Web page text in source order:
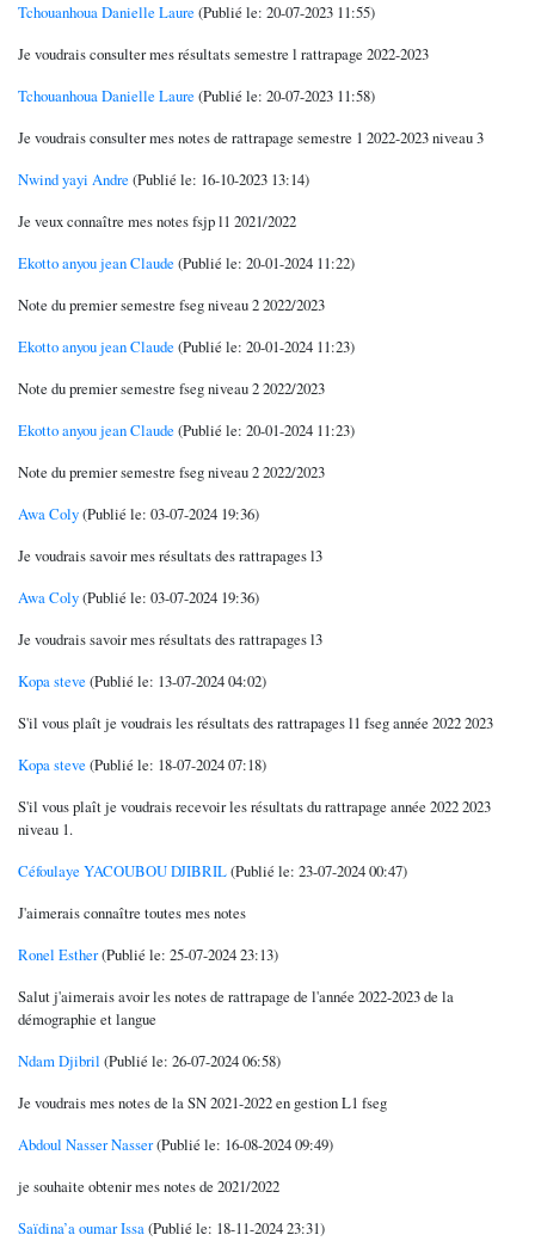
Tchouanhoua Danielle Laure (Publié le: 20-07-2023 11:55)
Je voudrais consulter mes résultats semestre l rattrapage 2022-2023
Tchouanhoua Danielle Laure (Publié le: 20-07-2023 11:58)
Je voudrais consulter mes notes de rattrapage semestre 1 2022-2023 niveau 3
Nwind yayi Andre (Publié le: 16-10-2023 13:14)
Je veux connaître mes notes fsjp l1 2021/2022
Ekotto anyou jean Claude (Publié le: 20-01-2024 11:22)
Note du premier semestre fseg niveau 2 2022/2023
Ekotto anyou jean Claude (Publié le: 20-01-2024 11:23)
Note du premier semestre fseg niveau 2 2022/2023
Ekotto anyou jean Claude (Publié le: 20-01-2024 11:23)
Note du premier semestre fseg niveau 2 2022/2023
Awa Coly(Publié le: 03-07-2024 19:36)
Je voudrais savoir mes résultats des rattrapages l3
Awa Coly(Publié le: 03-07-2024 19:36)
Je voudrais savoir mes résultats des rattrapages l3
Kopa steve (Publié le: 13-07-2024 04:02)
S'il vous plaît je voudrais les résultats des rattrapages l1 fseg année 2022 2023
Kopa steve (Publié le: 18-07-2024 07:18)
S'il vous plaît je voudrais recevoir les résultats du rattrapage année 2022 2023
niveau 1.
Céfoulaye YACOUBOU DJIBRIL(Publié le: 23-07-2024 00:47)
J'aimerais connaître toutes mes notes
Ronel Esther(Publié le: 25-07-2024 23:13)
Salut j'aimerais avoir les notes de rattrapage de l'année 2022-2023 de la
démographie et langue
Ndam Djibril (Publié le: 26-07-2024 06:58)
Je voudrais mes notes de la SN 2021-2022 en gestion L1 fseg
Abdoul Nasser Nasser(Publié le: 16-08-2024 09:49)
je souhaite obtenir mes notes de 2021/2022
Saïdina’a oumar Issa(Publié le: 18-11-2024 23:31)